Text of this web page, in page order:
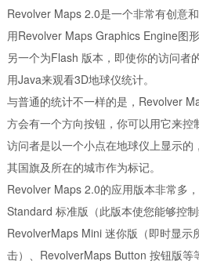
Revolver Maps 2.0是一个非常有创意
用Revolver Maps Graphics Engine图
另一个为Flash 版本，即使你的访问者
用Java来观看3D地球仪统计。
与普通的统计不一样的是，Revolver
方会有一个方向按钮，你可以用它来控
访问者是以一个小点在地球仪上显示
其国旗及所在的城市作为标记。
Revolver Maps 2.0的应用版本非常多
Standard 标准版（此版本使您能够控制
RevolverMaps Mini 迷你版（即时显示
击）、RevolverMaps Button 按钮版等